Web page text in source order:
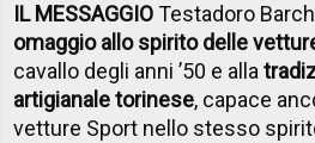
IL MESSAGGIOTestadoro
omaggio allo spirito delle
cavallo degli anni ’50 e alla
artigianale torinese, capace
vetture Sport nello stesso